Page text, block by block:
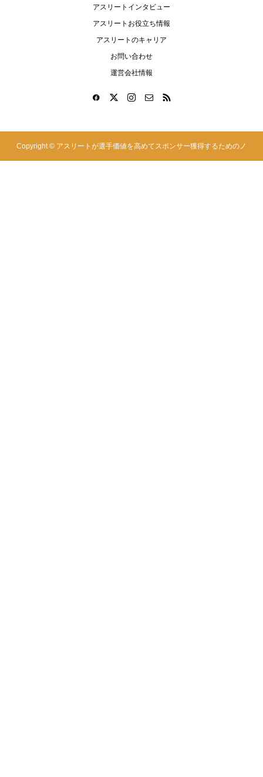
アスリートインタビュー
アスリートお役立ち情報
アスリートのキャリア
お問い合わせ
運営会社情報
Copyright © アスリートが選手価値を高めてスポンサー獲得するためのノ